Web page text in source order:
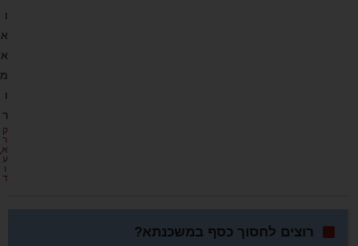
רוצים לחסוך כסף במשכנתא?